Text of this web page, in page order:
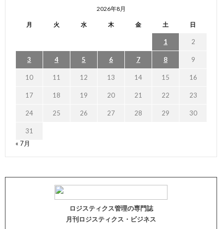
2026年8月
月 火 水 木 金 土 日
1 2
3 4 5 6 7 8 9
10 11 12 13 14 15 16
17 18 19 20 21 22 23
24 25 26 27 28 29 30
31
« 7月
ロジスティクス管理の専門誌
月刊ロジスティクス・ビジネス